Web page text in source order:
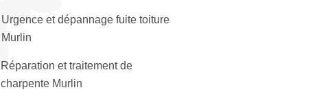
Urgence et dépannage fuite toiture
Murlin
Réparation et traitement de
charpente Murlin